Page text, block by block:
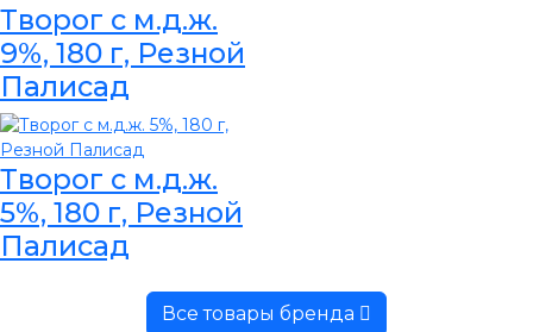
Творог с м.д.ж.
9%, 180 г, Резной
Палисад
Творог с м.д.ж.
5%, 180 г, Резной
Палисад
Все товары бренда